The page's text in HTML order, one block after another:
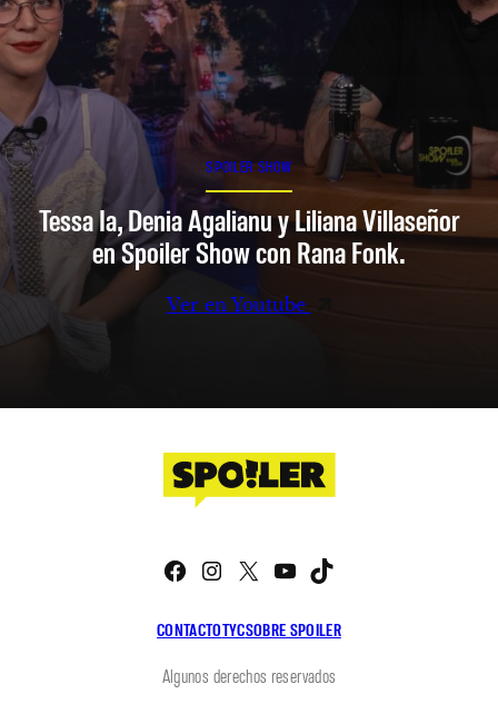
SPOILER SHOW
Tessa Ia, Denia Agalianu y Liliana Villaseñor
en Spoiler Show con Rana Fonk.
Ver en Youtube
CONTACTOTYCSOBRE SPOILER
Facebook
Instagram
X YouTube
Algunos derechos reservados